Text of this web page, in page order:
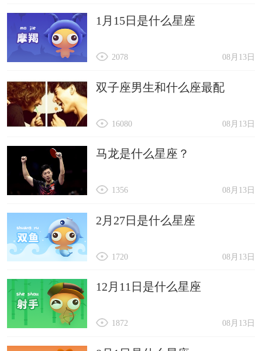
1月15日是什么星座
08月13日
2078
双子座男生和什么座最配
08月13日
16080
马龙是什么星座？
08月13日
1356
2月27日是什么星座
08月13日
1720
12月11日是什么星座
08月13日
1872